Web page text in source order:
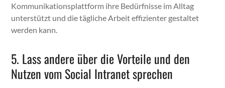
Kom­mu­nika­tion­splat­tform ihre Bedürfnisse im All­t­ag
unter­stützt und die tägliche Arbeit effizien­ter gestal­tet
wer­den kann.
5. Lass andere über die Vorteile und den
Nutzen vom Social Intranet sprechen